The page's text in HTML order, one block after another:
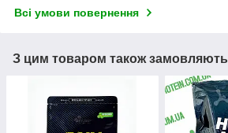
Всі умови повернення
З цим товаром також замовляють